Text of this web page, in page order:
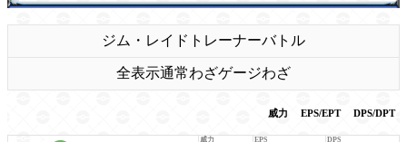
ジム・レイド トレーナーバトル
全表示通常わざゲージわざ
威力 EPS/EPT DPS/DPT